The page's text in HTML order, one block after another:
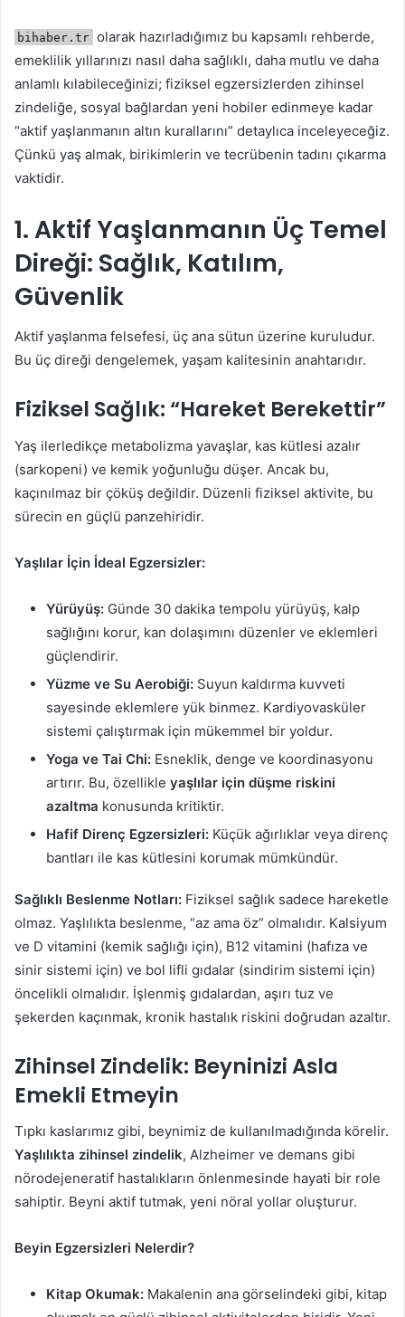
bihaber.tr olarak hazırladığımız bu kapsamlı rehberde,
emeklilik yıllarınızı nasıl daha sağlıklı, daha mutlu ve daha
anlamlı kılabileceğinizi; fiziksel egzersizlerden zihinsel
zindeliğe, sosyal bağlardan yeni hobiler edinmeye kadar
“aktif yaşlanmanın altın kurallarını” detaylıca inceleyeceğiz.
Çünkü yaş almak, birikimlerin ve tecrübenin tadını çıkarma
vaktidir.
1. Aktif Yaşlanmanın Üç Temel
Direği: Sağlık, Katılım,
Güvenlik
Aktif yaşlanma felsefesi, üç ana sütun üzerine kuruludur.
Bu üç direği dengelemek, yaşam kalitesinin anahtarıdır.
Fiziksel Sağlık: “Hareket Berekettir”
Yaş ilerledikçe metabolizma yavaşlar, kas kütlesi azalır
(sarkopeni) ve kemik yoğunluğu düşer. Ancak bu,
kaçınılmaz bir çöküş değildir. Düzenli fiziksel aktivite, bu
sürecin en güçlü panzehiridir.
Yaşlılar İçin İdeal Egzersizler:
Yürüyüş: Günde 30 dakika tempolu yürüyüş, kalp
sağlığını korur, kan dolaşımını düzenler ve eklemleri
güçlendirir.
Yüzme ve Su Aerobiği: Suyun kaldırma kuvveti
sayesinde eklemlere yük binmez. Kardiyovasküler
sistemi çalıştırmak için mükemmel bir yoldur.
Yoga ve Tai Chi: Esneklik, denge ve koordinasyonu
artırır. Bu, özellikle yaşlılar için düşme riskini
azaltma konusunda kritiktir.
Hafif Direnç Egzersizleri: Küçük ağırlıklar veya direnç
bantları ile kas kütlesini korumak mümkündür.
Sağlıklı Beslenme Notları: Fiziksel sağlık sadece hareketle
olmaz. Yaşlılıkta beslenme, “az ama öz” olmalıdır. Kalsiyum
ve D vitamini (kemik sağlığı için), B12 vitamini (hafıza ve
sinir sistemi için) ve bol lifli gıdalar (sindirim sistemi için)
öncelikli olmalıdır. İşlenmiş gıdalardan, aşırı tuz ve
şekerden kaçınmak, kronik hastalık riskini doğrudan azaltır.
Zihinsel Zindelik: Beyninizi Asla
Emekli Etmeyin
Tıpkı kaslarımız gibi, beynimiz de kullanılmadığında körelir.
Yaşlılıkta zihinsel zindelik, Alzheimer ve demans gibi
nörodejeneratif hastalıkların önlenmesinde hayati bir role
sahiptir. Beyni aktif tutmak, yeni nöral yollar oluşturur.
Beyin Egzersizleri Nelerdir?
Kitap Okumak: Makalenin ana görselindeki gibi, kitap